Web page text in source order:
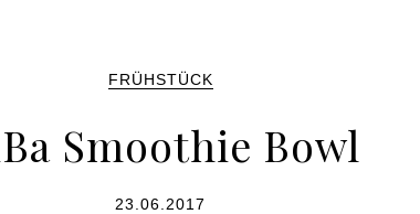
FRÜHSTÜCK
Smoothie Bowl
23.06.2017